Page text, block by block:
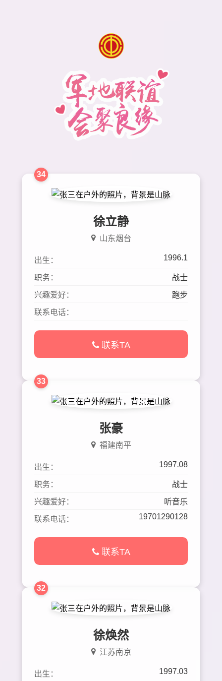
34
徐立静
山东烟台
出生： 1996.1
职务： 战士
兴趣爱好： 跑步
联系电话：
联系TA
33
张豪
福建南平
出生： 1997.08
职务： 战士
兴趣爱好： 听音乐
联系电话： 19701290128
联系TA
32
徐焕然
江苏南京
出生： 1997.03